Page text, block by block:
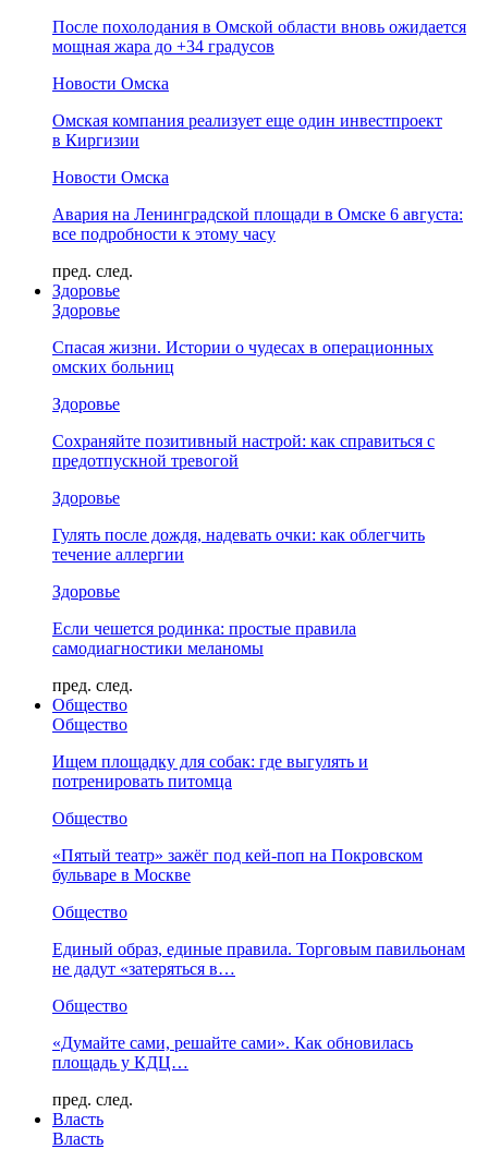
После похолодания в Омской области вновь ожидается
мощная жара до +34 градусов
Новости Омска
Омская компания реализует еще один инвестпроект
в Киргизии
Новости Омска
Авария на Ленинградской площади в Омске 6 августа:
все подробности к этому часу
пред. след.
Здоровье
Здоровье
Спасая жизни. Истории о чудесах в операционных
омских больниц
Здоровье
Сохраняйте позитивный настрой: как справиться с
предотпускной тревогой
Здоровье
Гулять после дождя, надевать очки: как облегчить
течение аллергии
Здоровье
Если чешется родинка: простые правила
самодиагностики меланомы
пред. след.
Общество
Общество
Ищем площадку для собак: где выгулять и
потренировать питомца
Общество
«Пятый театр» зажёг под кей-поп на Покровском
бульваре в Москве
Общество
Единый образ, единые правила. Торговым павильонам
не дадут «затеряться в…
Общество
«Думайте сами, решайте сами». Как обновилась
площадь у КДЦ…
пред. след.
Власть
Власть